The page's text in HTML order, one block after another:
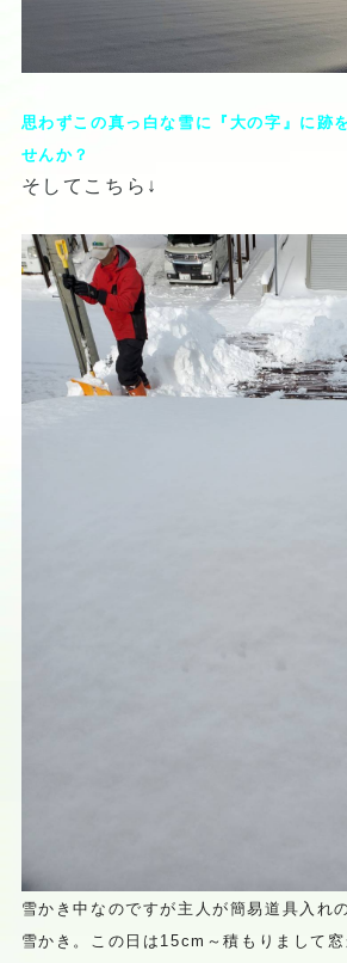
思わずこの真っ白な雪に『大の字』に跡
せんか？
そしてこちら↓
雪かき中なのですが主人が簡易道具入れ
雪かき。この日は15cm～積もりまして